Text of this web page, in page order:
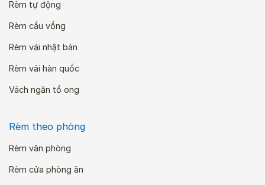
Rèm tự động
Rèm cầu vồng
Rèm vải nhật bản
Rèm vải hàn quốc
Vách ngăn tổ ong
Rèm theo phòng
Rèm văn phòng
Rèm cửa phòng ăn